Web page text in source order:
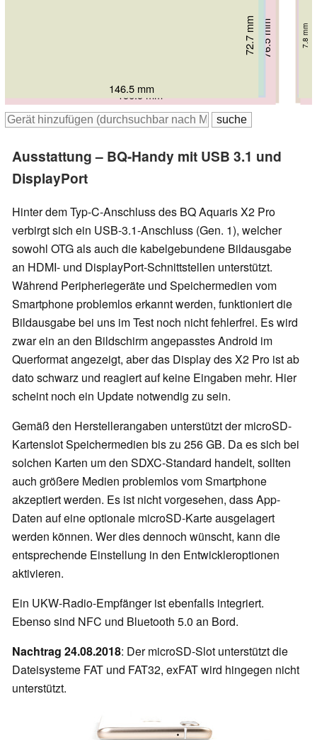
158.4 mm
75.64 mm 9.55 mm
156.5 mm
76.5 mm 6.75 mm
150.7 mm
72.3 mm 8.35 mm
149.2 mm
70.6 mm 8.4 mm
149.6 mm
71.2 mm 7.7 mm
146.5 mm
72.7 mm 7.8 mm
Ausstattung – BQ-Handy mit USB 3.1 und
DisplayPort
Hinter dem Typ-C-Anschluss des BQ Aquaris X2 Pro
verbirgt sich ein USB-3.1-Anschluss (Gen. 1), welcher
sowohl OTG als auch die kabelgebundene Bildausgabe
an HDMI- und DisplayPort-Schnittstellen unterstützt.
Während Peripheriegeräte und Speichermedien vom
Smartphone problemlos erkannt werden, funktioniert die
Bildausgabe bei uns im Test noch nicht fehlerfrei. Es wird
zwar ein an den Bildschirm angepasstes Android im
Querformat angezeigt, aber das Display des X2 Pro ist ab
dato schwarz und reagiert auf keine Eingaben mehr. Hier
scheint noch ein Update notwendig zu sein.
Gemäß den Herstellerangaben unterstützt der microSD-
Kartenslot Speichermedien bis zu 256 GB. Da es sich bei
solchen Karten um den SDXC-Standard handelt, sollten
auch größere Medien problemlos vom Smartphone
akzeptiert werden. Es ist nicht vorgesehen, dass App-
Daten auf eine optionale microSD-Karte ausgelagert
werden können. Wer dies dennoch wünscht, kann die
entsprechende Einstellung in den Entwickleroptionen
aktivieren.
Ein UKW-Radio-Empfänger ist ebenfalls integriert.
Ebenso sind NFC und Bluetooth 5.0 an Bord.
Nachtrag 24.08.2018: Der microSD-Slot unterstützt die
Dateisysteme FAT und FAT32, exFAT wird hingegen nicht
unterstützt.